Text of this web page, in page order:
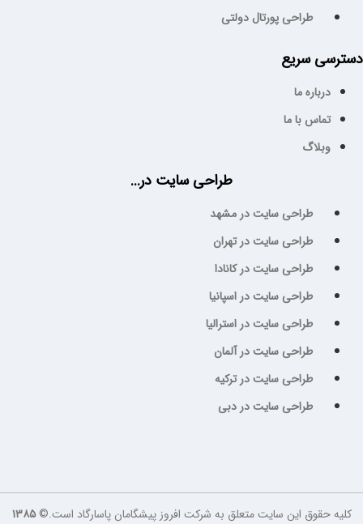
طراحی پورتال دولتی
دسترسی سریع
درباره ما
تماس با ما
وبلاگ
طراحی سایت در...
طراحی سایت در مشهد
طراحی سایت در تهران
طراحی سایت در کانادا
طراحی سایت در اسپانیا
طراحی سایت در استرالیا
طراحی سایت در آلمان
طراحی سایت در ترکیه
طراحی سایت در دبی
کلیه حقوق این سایت متعلق به شرکت افروز پیشگامان پاسارگاد است.©۱۳۸۵